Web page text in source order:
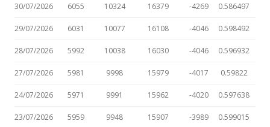
30/07/2026 6055 10324 16379 -4269 0.586497
29/07/2026 6031 10077 16108 -4046 0.598492
28/07/2026 5992 10038 16030 -4046 0.596932
27/07/2026 5981 9998 15979 -4017 0.59822
24/07/2026 5971 9991 15962 -4020 0.597638
23/07/2026 5959 9948 15907 -3989 0.599015